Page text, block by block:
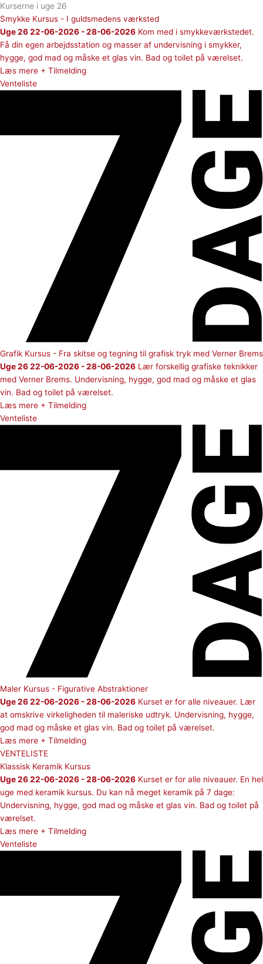
Kurserne i uge 26
Smykke Kursus - I guldsmedens værksted
Uge 26 22-06-2026 - 28-06-2026 Kom med i smykkeværkstedet.
Få din egen arbejdsstation og masser af undervisning i smykker,
hygge, god mad og måske et glas vin. Bad og toilet på værelset.
Læs mere + Tilmelding
Venteliste
Grafik Kursus - Fra skitse og tegning til grafisk tryk med Verner Brems
Uge 26 22-06-2026 - 28-06-2026 Lær forskellig grafiske teknikker
med Verner Brems. Undervisning, hygge, god mad og måske et glas
vin. Bad og toilet på værelset.
Læs mere + Tilmelding
Venteliste
Maler Kursus - Figurative Abstraktioner
Uge 26 22-06-2026 - 28-06-2026 Kurset er for alle niveauer. Lær
at omskrive virkeligheden til maleriske udtryk. Undervisning, hygge,
god mad og måske et glas vin. Bad og toilet på værelset.
Læs mere + Tilmelding
VENTELISTE
Klassisk Keramik Kursus
Uge 26 22-06-2026 - 28-06-2026 Kurset er for alle niveauer. En hel
uge med keramik kursus. Du kan nå meget keramik på 7 dage:
Undervisning, hygge, god mad og måske et glas vin. Bad og toilet på
værelset.
Læs mere + Tilmelding
Venteliste